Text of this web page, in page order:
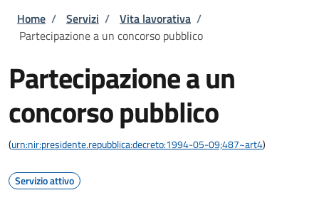
Briciole di pane
Home / Servizi / Vita lavorativa /
Partecipazione a un concorso pubblico
Partecipazione a un
concorso pubblico
(urn:nir:presidente.repubblica:decreto:1994-05-09;487~art4)
Servizio attivo